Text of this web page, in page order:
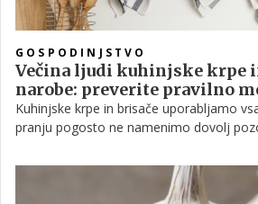
GOSPODINJSTVO
Večina ljudi kuhinjske krpe
narobe: preverite pravilno
Kuhinjske krpe in brisače uporabljamo
pranju pogosto ne namenimo dovolj
vonjave in hitrejšo obrabo tkanin. S
brisače ostale mehke, vpojne in